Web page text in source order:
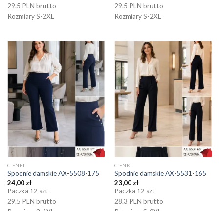
29.5 PLN brutto
Rozmiary S-2XL
29.5 PLN brutto
Rozmiary S-2XL
CIENKI
Spodnie damskie AX-5508-175
24,00 zł
Paczka 12 szt
29.5 PLN brutto
CIENKI
Spodnie damskie AX-5531-165
23,00 zł
Paczka 12 szt
28.3 PLN brutto